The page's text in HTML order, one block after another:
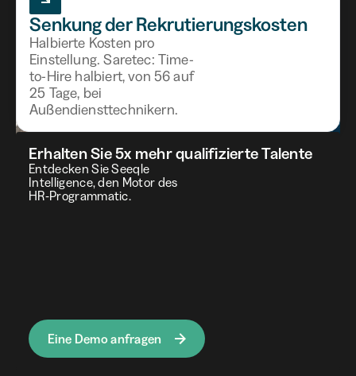
Senkung der Rekrutierungskosten
Halbierte Kosten pro
Einstellung. Saretec: Time-
to-Hire halbiert, von 56 auf
25 Tage, bei
Außendiensttechnikern.
Erhalten Sie 5x mehr qualifizierte Talente
Entdecken Sie Seeqle
Intelligence, den Motor des
HR-Programmatic.
Eine Demo anfragen
4min
Marke für Arbeitgeber und Schule